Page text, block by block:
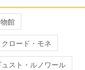
館
クロード・モネ
スト・ルノワール